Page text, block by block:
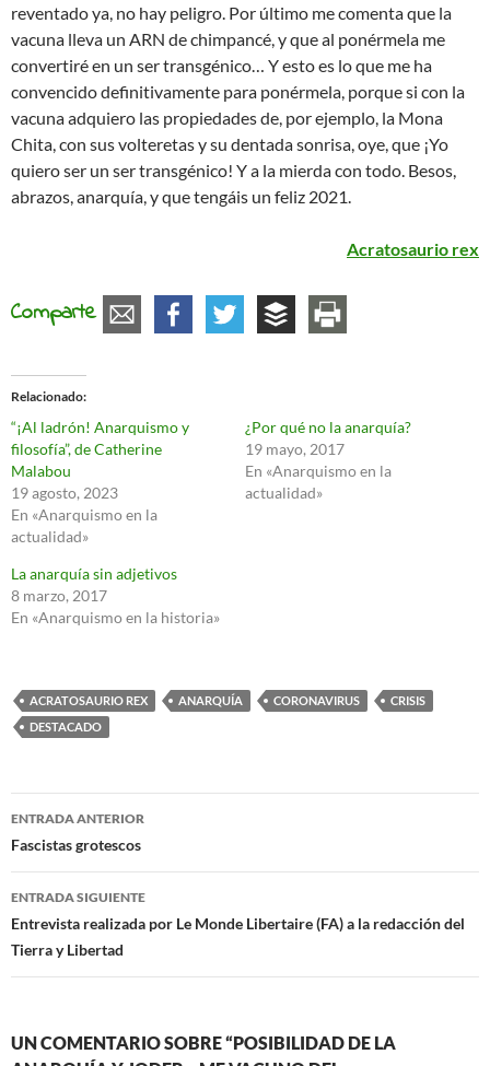
reventado ya, no hay peligro. Por último me comenta que la
vacuna lleva un ARN de chimpancé, y que al ponérmela me
convertiré en un ser transgénico… Y esto es lo que me ha
convencido definitivamente para ponérmela, porque si con la
vacuna adquiero las propiedades de, por ejemplo, la Mona
Chita, con sus volteretas y su dentada sonrisa, oye, que ¡Yo
quiero ser un ser transgénico! Y a la mierda con todo. Besos,
abrazos, anarquía, y que tengáis un feliz 2021.
Acratosaurio rex
Comparte
Relacionado
“¡Al ladrón! Anarquismo y
filosofía”, de Catherine
Malabou
19 agosto, 2023
En «Anarquismo en la
actualidad»
¿Por qué no la anarquía?
19 mayo, 2017
En «Anarquismo en la
actualidad»
La anarquía sin adjetivos
8 marzo, 2017
En «Anarquismo en la historia»
ACRATOSAURIO REX ANARQUÍA CORONAVIRUS
CRISIS
DESTACADO
Navegación
de
entradas
ENTRADA ANTERIOR
Fascistas grotescos
ENTRADA SIGUIENTE
Entrevista realizada por Le Monde Libertaire (FA) a la redacción del
Tierra y Libertad
UN COMENTARIO SOBRE “POSIBILIDAD DE LA